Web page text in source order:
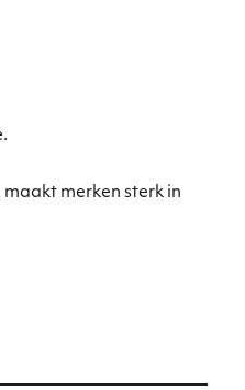
merken sterk in